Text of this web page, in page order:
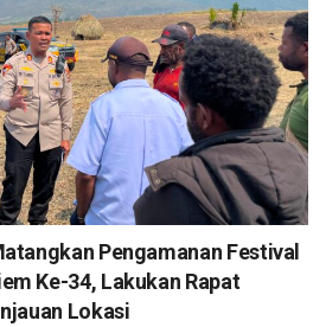
Pengamanan Festival
Ke-34, Lakukan Rapat
Lokasi